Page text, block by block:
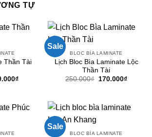
TỰ
Thần Tài
₫Giá
89.000₫.
Sale
BLOC BÌA LAMINATE
Lịch Bloc Bìa Laminate Lộc
Thần Tài
250.000₫
Giá
170.000₫Giá
Sale
BLOC BÌA LAMINATE